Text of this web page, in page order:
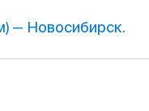
— Новосибирск.